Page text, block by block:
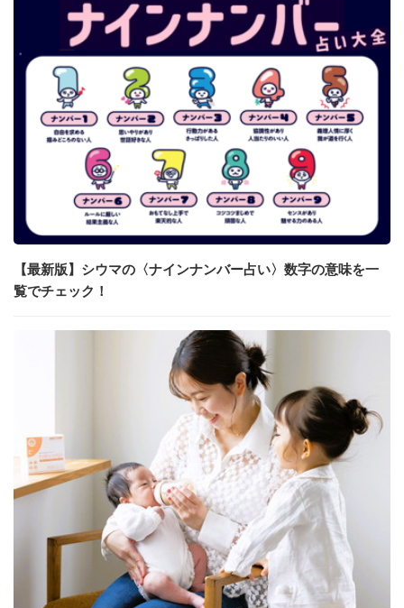
【最新版】シウマの〈ナインナンバー占い〉数字の意味を一
覧でチェック！